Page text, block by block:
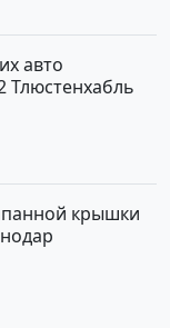
авто
Тлюстенхабль
крышки